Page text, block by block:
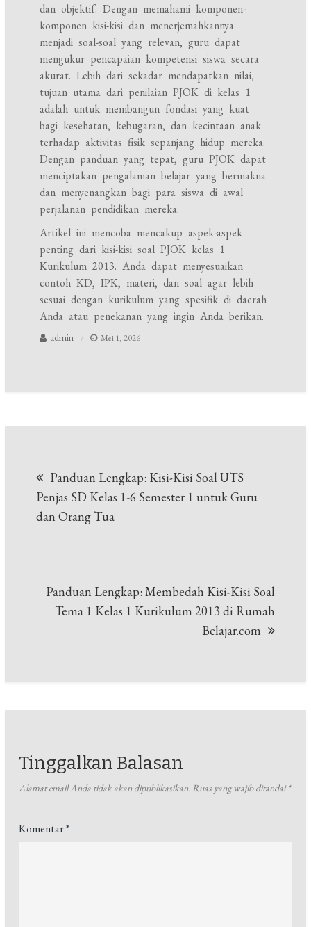
dan objektif. Dengan memahami komponen-
komponen kisi-kisi dan menerjemahkannya
menjadi soal-soal yang relevan, guru dapat
mengukur pencapaian kompetensi siswa secara
akurat. Lebih dari sekadar mendapatkan nilai,
tujuan utama dari penilaian PJOK di kelas 1
adalah untuk membangun fondasi yang kuat
bagi kesehatan, kebugaran, dan kecintaan anak
terhadap aktivitas fisik sepanjang hidup mereka.
Dengan panduan yang tepat, guru PJOK dapat
menciptakan pengalaman belajar yang bermakna
dan menyenangkan bagi para siswa di awal
perjalanan pendidikan mereka.
Artikel ini mencoba mencakup aspek-aspek
penting dari kisi-kisi soal PJOK kelas 1
Kurikulum 2013. Anda dapat menyesuaikan
contoh KD, IPK, materi, dan soal agar lebih
sesuai dengan kurikulum yang spesifik di daerah
Anda atau penekanan yang ingin Anda berikan.
admin Mei 1, 2026
pos
Panduan Lengkap: Kisi-Kisi Soal UTS
Penjas SD Kelas 1-6 Semester 1 untuk Guru
dan Orang Tua
Panduan Lengkap: Membedah Kisi-Kisi Soal
Tema 1 Kelas 1 Kurikulum 2013 di Rumah
Belajar.com
Tinggalkan Balasan
Alamat email Anda tidak akan dipublikasikan. Ruas yang wajib ditandai *
Komentar*